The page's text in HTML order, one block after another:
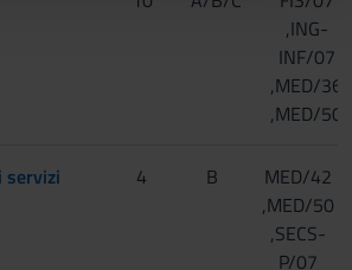
,ING-
INF/07
,MED/36
,MED/50
servizi
4 B
MED/42
,MED/50
,SECS-
P/07